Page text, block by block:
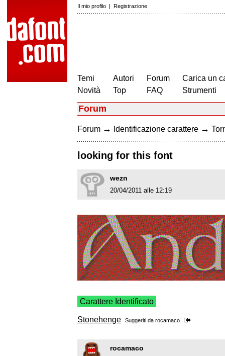
Il mio profilo | Registrazione
Temi
Novità
Autori
Top
Forum
FAQ
Carica un
Strumenti
Forum
Forum → Identificazione carattere →
looking for this font
wezn
20/04/2011 alle 12:19
Carattere Identificato
Stonehenge Suggeriti da rocamaco
rocamaco